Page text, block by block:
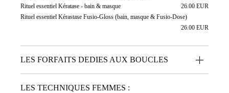
Rituel essentiel Kératase - bain & masque
26.00 EUR
Rituel essentiel Kérastase Fusio-Gloss (bain, masque & Fusio-Dose)
26.00 EUR
LES FORFAITS DEDIES AUX BOUCLES
LES TECHNIQUES FEMMES :